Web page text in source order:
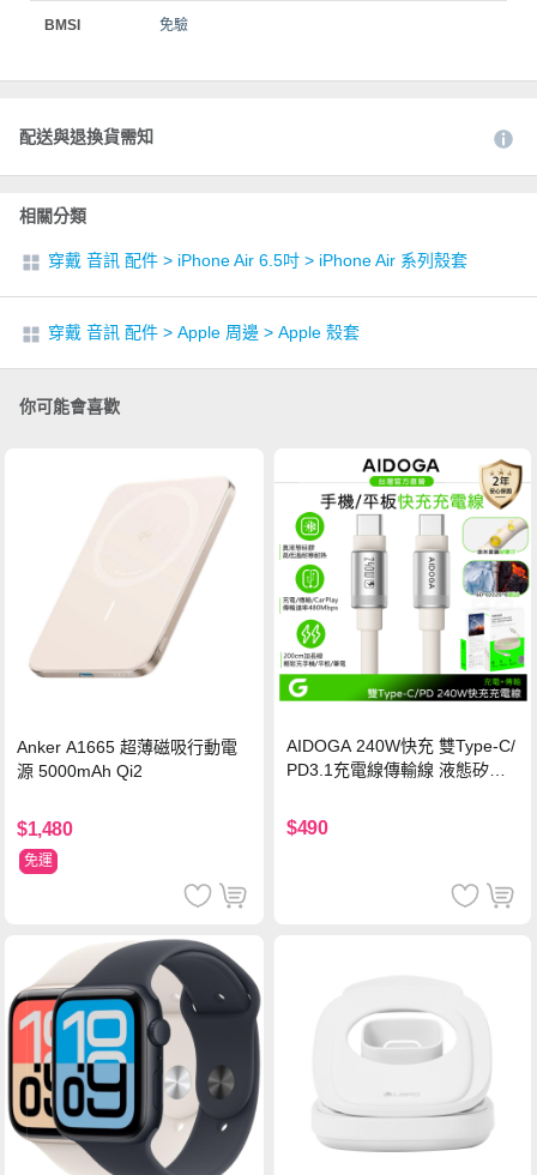
BMSI 免驗
配送與退換貨需知
相關分類
穿戴 音訊 配件 > iPhone Air 6.5吋 > iPhone Air 系列殼套
穿戴 音訊 配件 > Apple 周邊 > Apple 殼套
你可能會喜歡
Anker A1665 超薄磁吸行動電
源 5000mAh Qi2
$1,480
免運
AIDOGA 240W快充 雙Type-C/
PD3.1充電線傳輸線 液態矽膠
機/平板/筆電
$490